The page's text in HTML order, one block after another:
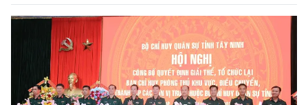
viên Ban Chấp hành Trung ương Đảng, Ủy viên Quân ủy Trung
ương, Phó Bí thư Đảng ủy, Tư lệnh Quân khu chủ trì hội nghị.